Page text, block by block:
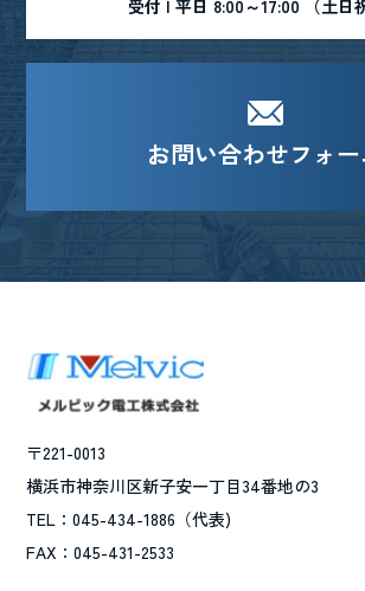
受付 | 平日 8:00～17:00 （土日
お問い合わせフォー
〒221-0013
横浜市神奈川区新子安一丁目34番地の3
TEL：045-434-1886（代表)
FAX：045-431-2533